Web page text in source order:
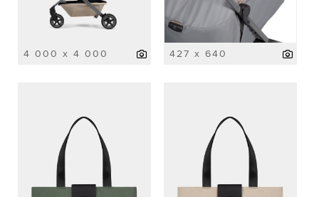
4 000 x 4 000 427 x 640